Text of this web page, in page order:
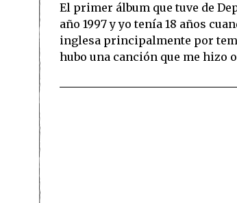
El primer álbum que tuve de
año 1997 y yo tenía 18 años
inglesa principalmente por
hubo una canción que me hizo